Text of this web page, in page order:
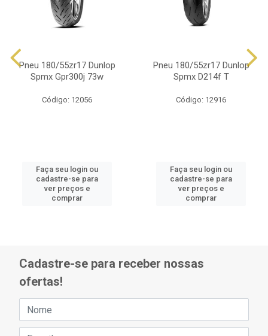
Pneu 180/55zr17 Dunlop
Spmx Gpr300j 73w
Código: 12056
Faça seu login ou
cadastre-se para
ver preços e
comprar
Pneu 180/55zr17 Dunlop
Spmx D214f T
Código: 12916
Faça seu login ou
cadastre-se para
ver preços e
comprar
Cadastre-se para receber nossas
ofertas!